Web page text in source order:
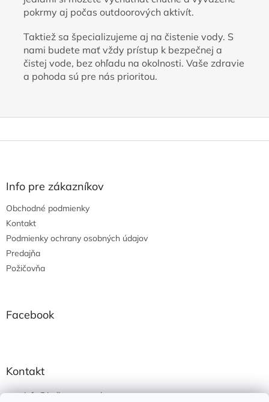
pokrmy aj počas outdoorových aktivít.
Taktiež sa špecializujeme aj na čistenie vody. S
nami budete mať vždy prístup k bezpečnej a
čistej vode, bez ohľadu na okolnosti. Vaše zdravie
a pohoda sú pre nás prioritou.
Z
Info pre zákazníkov
Obchodné podmienky
Kontakt
Podmienky ochrany osobných údajov
Predajňa
Požičovňa
Facebook
Kontakt
info@jedlonacesty.sk